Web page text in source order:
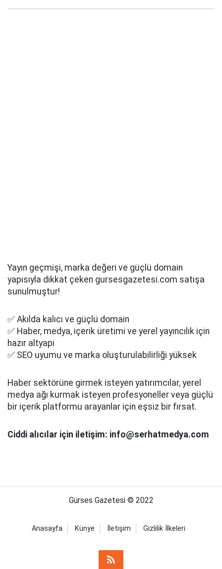
Yayın geçmişi, marka değeri ve güçlü domain
yapısıyla dikkat çeken gursesgazetesi.com satışa
sunulmuştur!
✅ Akılda kalıcı ve güçlü domain
✅ Haber, medya, içerik üretimi ve yerel yayıncılık için
hazır altyapı
✅ SEO uyumu ve marka oluşturulabilirliği yüksek
Haber sektörüne girmek isteyen yatırımcılar, yerel
medya ağı kurmak isteyen profesyoneller veya güçlü
bir içerik platformu arayanlar için eşsiz bir fırsat.
Ciddi alıcılar için iletişim: info@serhatmedya.com
Gürses Gazetesi © 2022
Anasayfa Künye İletişim Gizlilik İlkeleri